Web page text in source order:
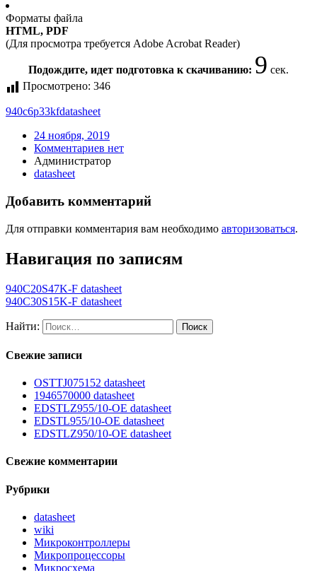
Форматы файла
HTML, PDF
(Для просмотра требуется Adobe Acrobat Reader)
Подождите, идет подготовка к скачиванию: 9 сек.
Просмотрено: 346
940c6p33kfdatasheet
24 ноября, 2019
Комментариев нет
Администратор
datasheet
Добавить комментарий
Для отправки комментария вам необходимо авторизоваться.
Навигация по записям
940C20S47K-F datasheet
940C30S15K-F datasheet
Найти:
Свежие записи
OSTTJ075152 datasheet
1946570000 datasheet
EDSTLZ955/10-OE datasheet
EDSTL955/10-OE datasheet
EDSTLZ950/10-OE datasheet
Свежие комментарии
Рубрики
datasheet
wiki
Микроконтроллеры
Микропроцессоры
Микросхема